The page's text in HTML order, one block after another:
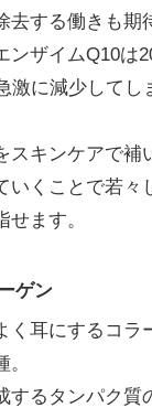
去する働きも期
ンザイムQ10は
激に減少してし
スキンケアで補
いくことで若々
ます。
ゲン
く耳にするコラ
するタンパク質